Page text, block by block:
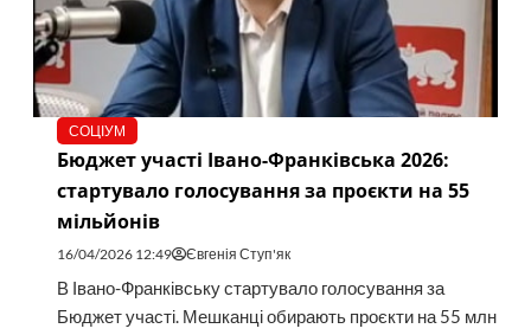
СОЦІУМ
Бюджет участі Івано-Франківська 2026:
стартувало голосування за проєкти на 55
мільйонів
16/04/2026 12:49 Євгенія Ступ'як
В Івано-Франківську стартувало голосування за
Бюджет участі. Мешканці обирають проєкти на 55 млн